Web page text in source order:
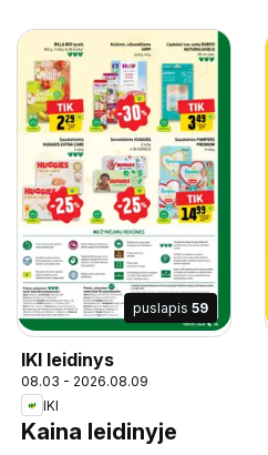
puslapis 59
IKI leidinys
08.03 - 2026.08.09
IKI
Kaina leidinyje